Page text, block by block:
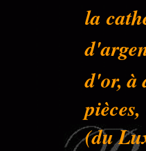
la
d'or, à
(du